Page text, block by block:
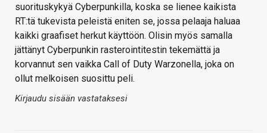
suorituskykyä Cyberpunkilla, koska se lienee kaikista
RT:tä tukevista peleistä eniten se, jossa pelaaja haluaa
kaikki graafiset herkut käyttöön. Olisin myös samalla
jättänyt Cyberpunkin rasterointitestin tekemättä ja
korvannut sen vaikka Call of Duty Warzonella, joka on
ollut melkoisen suosittu peli.
Kirjaudu sisään vastataksesi